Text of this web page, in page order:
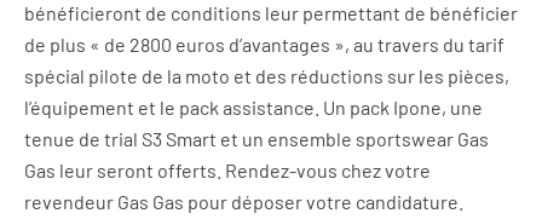
bénéficieront de conditions leur permettant de bénéficier
de plus « de 2800 euros d’avantages », au travers du tarif
spécial pilote de la moto et des réductions sur les pièces,
l’équipement et le pack assistance. Un pack Ipone, une
tenue de trial S3 Smart et un ensemble sportswear Gas
Gas leur seront offerts. Rendez-vous chez votre
revendeur Gas Gas pour déposer votre candidature.